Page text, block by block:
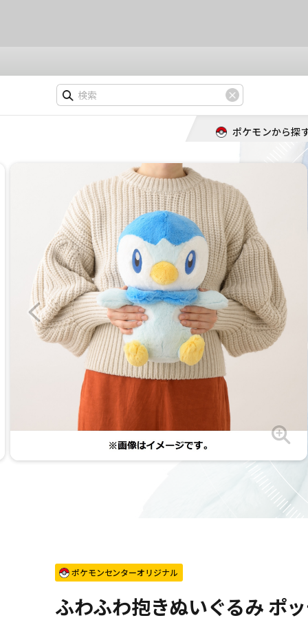
ポケモンから探
ポケモンセンターオリジナル
ふわふわ抱きぬいぐるみ ポ